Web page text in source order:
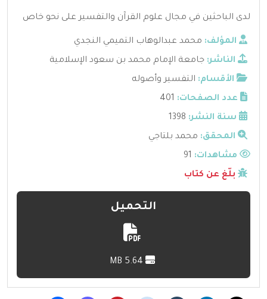
لدى الباحثين في مجال علوم القرآن والتفسير على نحو خاص
المؤلف: محمد عبدالوهاب التميمي النجدي
الناشر: جامعة الإمام محمد بن سعود الإسلامية
الأقسام: التفسير وأصوله
عدد الصفحات: 401
سنة النشر: 1398
المحقق: محمد بلتاجي
مشاهدات:
بلّغ عن كتاب
التحميل